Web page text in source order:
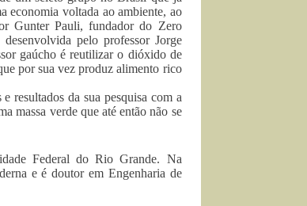
economia voltada ao ambiente, ao
Gunter Pauli, fundador do Zero
pelo professor Jorge
gaúcho é reutilizar o dióxido de
por sua vez produz alimento rico
resultados da sua pesquisa com a
massa verde que até então não se
Federal do Rio Grande. Na
e é doutor em Engenharia de